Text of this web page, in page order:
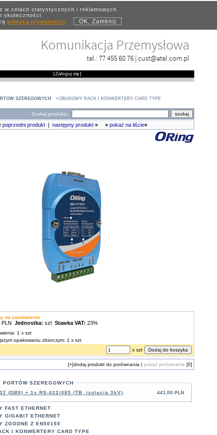
w celach statystycznych i reklamowych.
skuteczności.
polityką prywatności. OK, Zamknij
Komunikacja Przemysłowa
tel.:77 455 60 76 | cust@atel.com.pl
[Zaloguj się]
SZEREGOWYCH OBUDOWY RACK I KONWERTERY CARD TYPE
Szukaj produktu:
poprzedni produkt następny produkt » » pokaż na liście«
na zamówienie
Jednostka: szt Stawka VAT: 23%
1 x szt
opakowaniu zbiorczym: 1 x szt
x szt
[+]dodaj produkt do porównania | pokaż porównanie [0]
PORTÓW SZEREGOWYCH
441,00 PLN
(DB9) + 1x RS-422/485 (TB, izolacja 3kV)
FAST ETHERNET
GIGABIT ETHERNET
ZGODNE Z EN50155
I KONWERTERY CARD TYPE